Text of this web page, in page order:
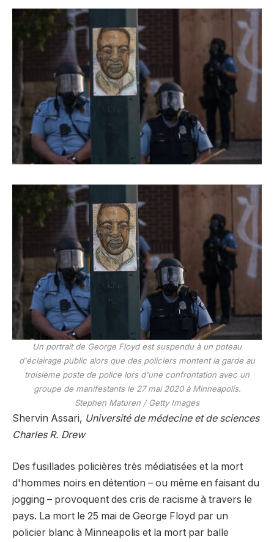
Un portrait de George Floyd est suspendu à un poteau
d'éclairage public alors que des policiers montent la garde au
troisième poste de police lors d'une confrontation avec un
groupe de manifestants le 27 mai 2020 à Minneapolis.
Stephen Maturen / Getty Images
Shervin Assari, Université de médecine et de sciences
Charles R. Drew
Des fusillades policières très médiatisées et la mort
d'hommes noirs en détention – ou même en faisant du
jogging – provoquent des cris de racisme à travers le
pays. La mort le 25 mai de George Floyd par un
policier blanc à Minneapolis et la mort par balle